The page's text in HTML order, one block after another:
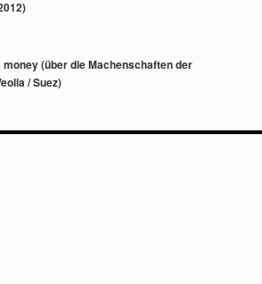
(über die Machenschaften der
/ Suez)